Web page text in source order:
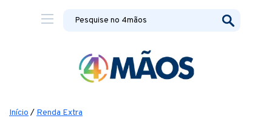
Início / Renda Extra